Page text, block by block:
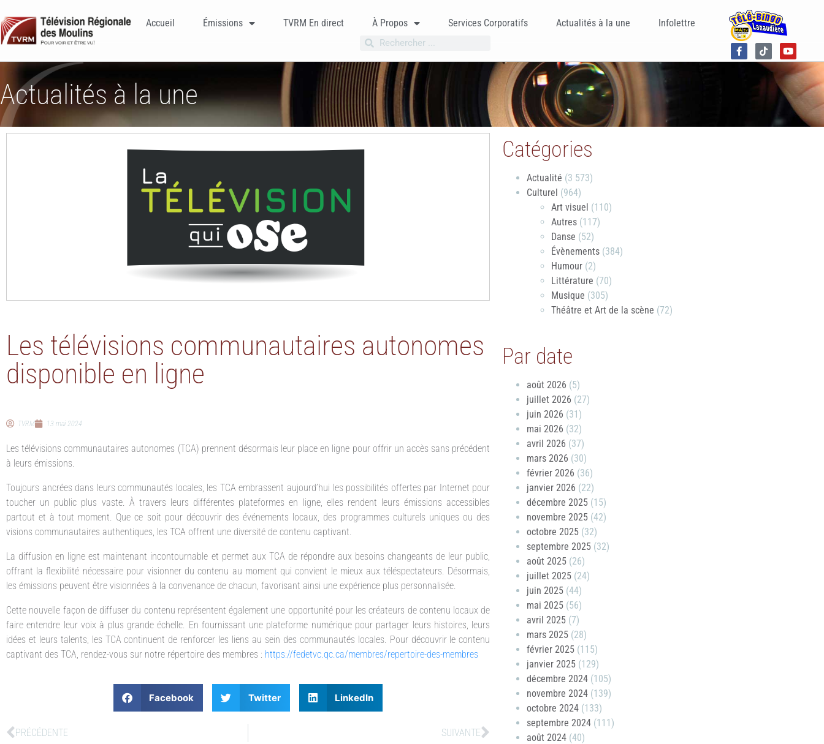
Accueil Émissions TVRM En direct À Propos Services Corporatifs Actualités à la une Infolettre
Actualités à la une
Les télévisions communautaires autonomes
disponible en ligne
TVRM 13 mai 2024
Les télévisions communautaires autonomes (TCA) prennent désormais leur place en ligne pour offrir un accès sans précédent
à leurs émissions.
Toujours ancrées dans leurs communautés locales, les TCA embrassent aujourd’hui les possibilités offertes par Internet pour
toucher un public plus vaste. À travers leurs différentes plateformes en ligne, elles rendent leurs émissions accessibles
partout et à tout moment. Que ce soit pour découvrir des événements locaux, des programmes culturels uniques ou des
visions communautaires authentiques, les TCA offrent une diversité de contenu captivant.
La diffusion en ligne est maintenant incontournable et permet aux TCA de répondre aux besoins changeants de leur public,
offrant la flexibilité nécessaire pour visionner du contenu au moment qui convient le mieux aux téléspectateurs. Désormais,
les émissions peuvent être visionnées à la convenance de chacun, favorisant ainsi une expérience plus personnalisée.
Cette nouvelle façon de diffuser du contenu représentent également une opportunité pour les créateurs de contenu locaux de
faire entendre leur voix à plus grande échelle. En fournissant une plateforme numérique pour partager leurs histoires, leurs
idées et leurs talents, les TCA continuent de renforcer les liens au sein des communautés locales. Pour découvrir le contenu
captivant des TCA, rendez-vous sur notre répertoire des membres : https://fedetvc.qc.ca/membres/repertoire-des-membres
Facebook Twitter LinkedIn
PRÉCÉDENTE SUIVANTE
Catégories
Actualité (3 573)
Culturel (964)
Art visuel (110)
Autres (117)
Danse (52)
Évènements (384)
Humour (2)
Littérature (70)
Musique (305)
Théâtre et Art de la scène (72)
Par date
août 2026 (5)
juillet 2026 (27)
juin 2026 (31)
mai 2026 (32)
avril 2026 (37)
mars 2026 (30)
février 2026 (36)
janvier 2026 (22)
décembre 2025 (15)
novembre 2025 (42)
octobre 2025 (32)
septembre 2025 (32)
août 2025 (26)
juillet 2025 (24)
juin 2025 (44)
mai 2025 (56)
avril 2025 (7)
mars 2025 (28)
février 2025 (115)
janvier 2025 (129)
décembre 2024 (105)
novembre 2024 (139)
octobre 2024 (133)
septembre 2024 (111)
août 2024 (40)